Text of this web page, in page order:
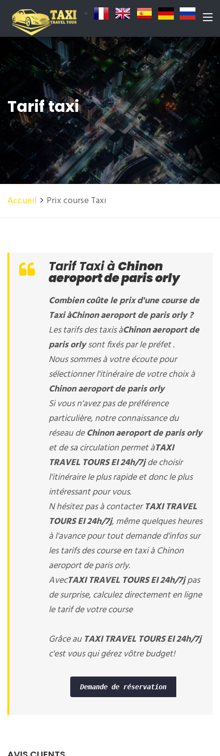
Tarif taxi
Accueil Prix course Taxi
Tarif Taxi à Chinon
aeroport de paris orly
Combien coûte le prix d'une course de
Taxi àChinon aeroport de paris orly?
Les tarifs des taxis àChinon aeroport de
paris orlysont fixés par le préfet .
Nous sommes à votre écoute pour
sélectionner l'itinéraire de votre choix à
Chinon aeroport de paris orly
Si vous n'avez pas de préférence
particulière, notre connaissance du
réseau deChinon aeroport de paris orly
et de sa circulation permet àTAXI
TRAVEL TOURS EI 24h/7jde choisir
l'itinéraire le plus rapide et donc le plus
intéressant pour vous.
N hésitez pas à contacterTAXI TRAVEL
TOURS EI 24h/7j, même quelques heures
à l'avance pour tout demande d'infos sur
les tarifs des course en taxi à Chinon
aeroport de paris orly.
AvecTAXI TRAVEL TOURS EI 24h/7jpas
de surprise, calculez directement en ligne
le tarif de votre course
Grâce au TAXI TRAVEL TOURS EI 24h/7j
c'est vous qui gérez vôtre budget!
Demande de réservation